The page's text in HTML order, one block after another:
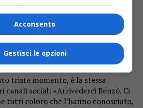
una persona generosa e
per l’intera comunità, sempre
bisogno. Aveva una parola buona
ed allo stesso tempo era amato
buono che da sempre lo
triste momento, è la stessa
canali social: «Arrivederci Renzo. Ci
tutti coloro che l’hanno conosciuto,
Acconsento
Gestisci le opzioni